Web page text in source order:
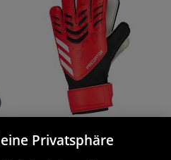
adidas Predator Training
Privatsphäre